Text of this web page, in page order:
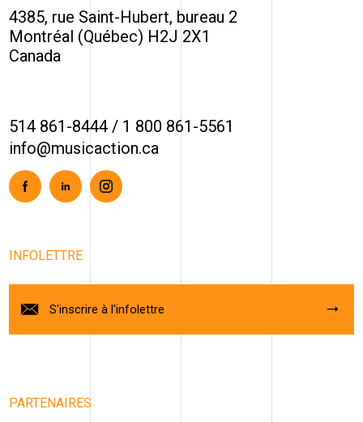
4385, rue Saint-Hubert, bureau 2
Montréal (Québec) H2J 2X1
Canada
514 861-8444 / 1 800 861-5561
info@musicaction.ca
FacebookLinkedinInstagram
INFOLETTRE
S'inscrire à l'infolettre
PARTENAIRES